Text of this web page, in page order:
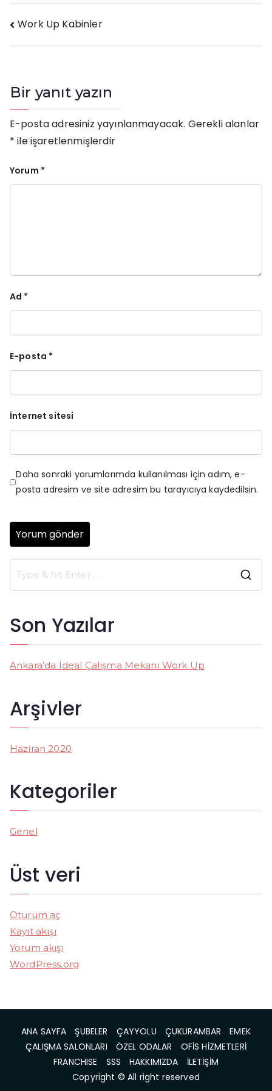
Yazı
gezinmesi
Work Up Kabinler
Bir yanıt yazın
E-posta adresiniz yayınlanmayacak. Gerekli alanlar
* ile işaretlenmişlerdir
Yorum *
Ad *
E-posta *
İnternet sitesi
Daha sonraki yorumlarımda kullanılması için adım, e-
posta adresim ve site adresim bu tarayıcıya kaydedilsin.
c
:
Son Yazılar
Ankara’da İdeal Çalışma Mekanı Work Up
Arşivler
Haziran 2020
Kategoriler
Genel
Üst veri
Oturum aç
Kayıt akışı
Yorum akışı
WordPress.org
ANA SAYFA ŞUBELER ÇAYYOLU ÇUKURAMBAR
EMEK
ÇALIŞMA SALONLARI
ÖZEL ODALAR
OFİS HİZMETLERİ
FRANCHISE
SSS HAKKIMIZDA
İLETİŞİM
Copyright © All right reserved